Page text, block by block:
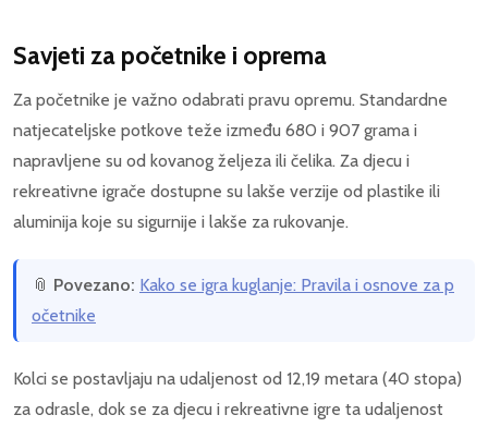
Savjeti za početnike i oprema
Za početnike je važno odabrati pravu opremu. Standardne
natjecateljske potkove teže između 680 i 907 grama i
napravljene su od kovanog željeza ili čelika. Za djecu i
rekreativne igrače dostupne su lakše verzije od plastike ili
aluminija koje su sigurnije i lakše za rukovanje.
📎 Povezano: Kako se igra kuglanje: Pravila i osnove za p
očetnike
Kolci se postavljaju na udaljenost od 12,19 metara (40 stopa)
za odrasle, dok se za djecu i rekreativne igre ta udaljenost